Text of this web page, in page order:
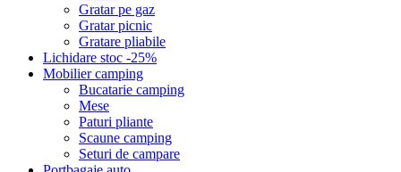
Gratar pe gaz
Gratar picnic
Gratare pliabile
Lichidare stoc -25%
Mobilier camping
Bucatarie camping
Mese
Paturi pliante
Scaune camping
Seturi de campare